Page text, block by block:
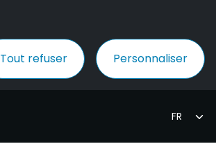
Tout refuser Personnaliser